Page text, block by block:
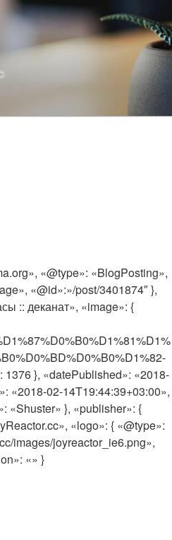
«@type»: «BlogPosting»,
«@id»:»/post/3401874″ },
:: деканат», «image»: {
}, «datePublished»: «2018-
«2018-02-14T19:44:39+03:00»,
«Shuster» }, «publisher»: {
«logo»: { «@type»:
images/joyreactor_ie6.png»,
«» }